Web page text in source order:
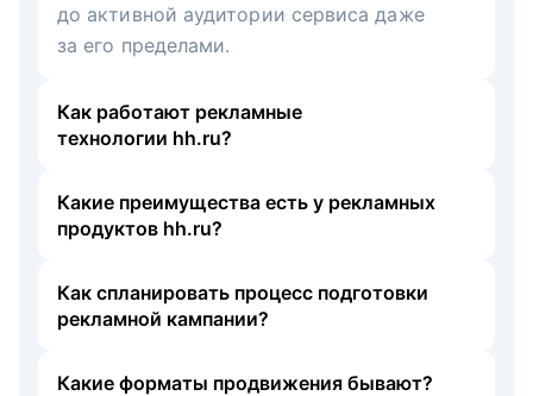
до активной аудитории сервиса даже
за его пределами.
Как работают рекламные
технологии hh.ru?
Какие преимущества есть у рекламных
продуктов hh.ru?
Как спланировать процесс подготовки
рекламной кампании?
Какие форматы продвижения бывают?